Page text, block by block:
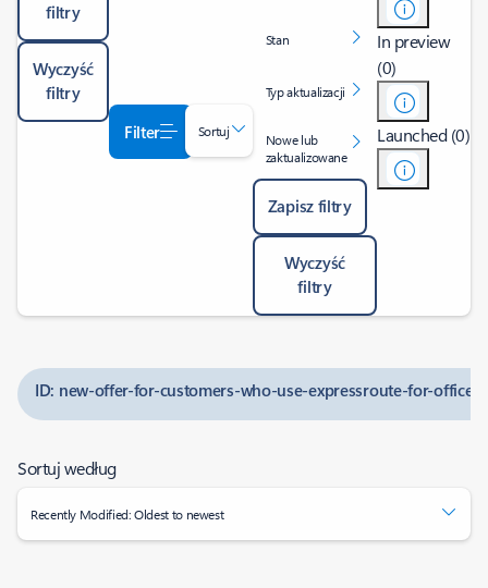
filtry
Wyczyść
filtry
Filter Sortuj
Stan
Typ aktualizacji
Nowe lub
zaktualizowane
Zapisz filtry
Wyczyść
filtry
In preview
(0)
Launched (0)
ID: new-offer-for-customers-who-use-expressroute-for-office-
Sortuj według
Recently Modified: Oldest to newest